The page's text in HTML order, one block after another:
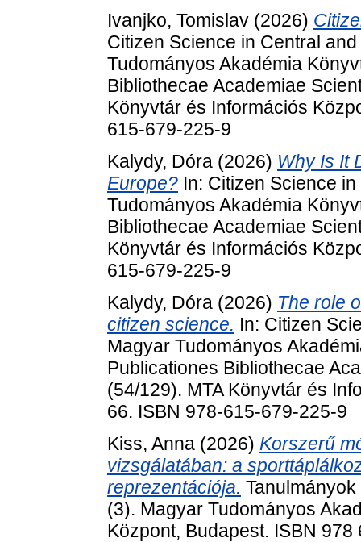
Ivanjko, Tomislav (2026)
Citizen Science in Central
Tudományos Akadémia
Bibliothecae Academiae
Könyvtár és Információs
615-679-225-9
Kalydy, Dóra (2026) Why Is It
Europe? In: Citizen Science
Tudományos Akadémia
Bibliothecae Academiae
Könyvtár és Információs
615-679-225-9
Kalydy, Dóra (2026) The role
citizen science. In: Citizen
Magyar Tudományos
Publicationes Bibliothecae
(54/129). MTA Könyvtár és
66. ISBN 978-615-679-225-9
Kiss, Anna (2026) Korszerű
vizsgálatában: a
reprezentációja.
(3). Magyar Tudományos
Központ, Budapest. ISBN 978